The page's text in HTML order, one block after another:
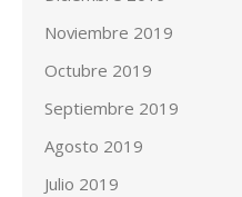
Noviembre 2019
Octubre 2019
Septiembre 2019
Agosto 2019
Julio 2019